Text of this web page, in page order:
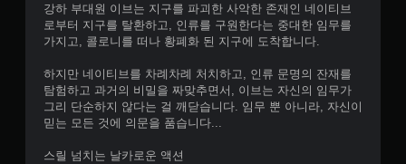
강하 부대원 이브는 지구를 파괴한 사악한 존재인 네이티브
로부터 지구를 탈환하고, 인류를 구원한다는 중대한 임무를
가지고, 콜로니를 떠나 황폐화 된 지구에 도착합니다.
하지만 네이티브를 차례차례 처치하고, 인류 문명의 잔재를
탐험하고 과거의 비밀을 짜맞추면서, 이브는 자신의 임무가
그리 단순하지 않다는 걸 깨닫습니다. 임무 뿐 아니라, 자신이
믿는 모든 것에 의문을 품습니다...
스릴 넘치는 날카로운 액션